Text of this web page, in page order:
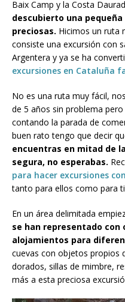
Baix Camp y la Costa
descubierto una
preciosas. Hicimos un ruta
consiste una excursión con
Argentera y ya se ha
excursiones en Cataluña
No es una ruta muy fácil,
de 5 años sin problema
contando la parada de
buen rato tengo que decir
encuentras en mitad de
segura, no esperabas.
para hacer excursiones
tanto para ellos como para
En un área delimitada
se han representado
alojamientos para
cuevas con objetos propios
dorados, sillas de mimbre,
más a esta preciosa